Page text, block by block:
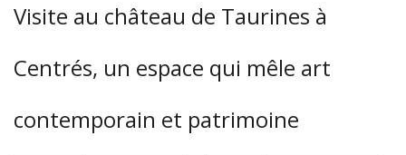
Visite au château de Taurines à
Centrés, un espace qui mêle art
contemporain et patrimoine